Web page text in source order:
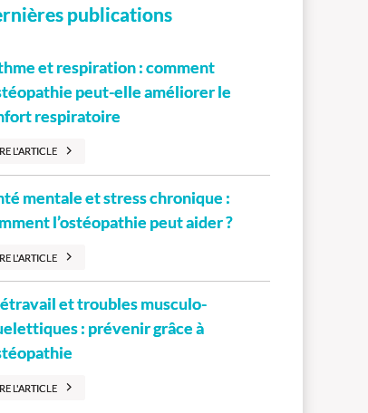
publications
et respiration : comment
peut-elle améliorer le
respiratoire
L'ARTICLE
mentale et stress chronique :
l’ostéopathie peut aider ?
L'ARTICLE
et troubles musculo-
: prévenir grâce à
L'ARTICLE